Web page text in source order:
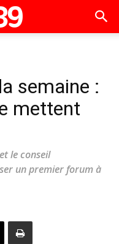
semaine :
mettent
le conseil
un premier forum à